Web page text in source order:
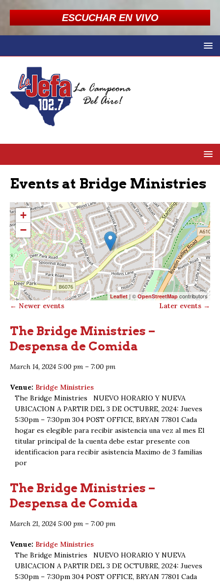
ESCUCHAR EN VIVO
Events at Bridge Ministries
+
−
Leaflet | © OpenStreetMap contributors
Later events →
← Newer events
The Bridge Ministries –
Despensa de Comida
March 14, 2024 5:00 pm – 7:00 pm
Venue: Bridge Ministries
The Bridge Ministries NUEVO HORARIO Y NUEVA
UBICACION A PARTIR DEL 3 DE OCTUBRE, 2024: Jueves
5:30pm – 7:30pm 304 POST OFFICE, BRYAN 77801 Cada
hogar es elegible para recibir asistencia una vez al mes El
titular principal de la cuenta debe estar presente con
identificacion para recibir asistencia Maximo de 3 familias
por
The Bridge Ministries –
Despensa de Comida
March 21, 2024 5:00 pm – 7:00 pm
Venue: Bridge Ministries
The Bridge Ministries NUEVO HORARIO Y NUEVA
UBICACION A PARTIR DEL 3 DE OCTUBRE, 2024: Jueves
5:30pm – 7:30pm 304 POST OFFICE, BRYAN 77801 Cada